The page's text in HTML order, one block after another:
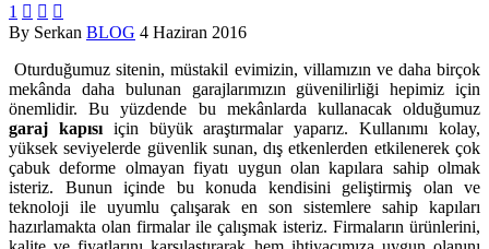
1   
By Serkan BLOG 4 Haziran 2016
Oturduğumuz sitenin, müstakil evimizin, villamızın ve daha birçok
mekânda daha bulunan garajlarımızın güvenilirliği hepimiz için
önemlidir. Bu yüzdende bu mekânlarda kullanacak olduğumuz
garaj kapısıiçin büyük araştırmalar yaparız. Kullanımı kolay,
yüksek seviyelerde güvenlik sunan, dış etkenlerden etkilenerek çok
çabuk deforme olmayan fiyatı uygun olan kapılara sahip olmak
isteriz. Bunun içinde bu konuda kendisini geliştirmiş olan ve
teknoloji ile uyumlu çalışarak en son sistemlere sahip kapıları
hazırlamakta olan firmalar ile çalışmak isteriz. Firmaların ürünlerini,